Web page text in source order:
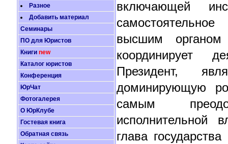
Разное
Добавить материал
Семинары
ПО для Юристов
Книги new
Каталог юристов
Конференция
ЮрЧат
Фотогалерея
О ЮрКлубе
Гостевая книга
Обратная связь
включающей
высшим органом
координирует
Президент,
доминирующую
самым
исполнительной
глава